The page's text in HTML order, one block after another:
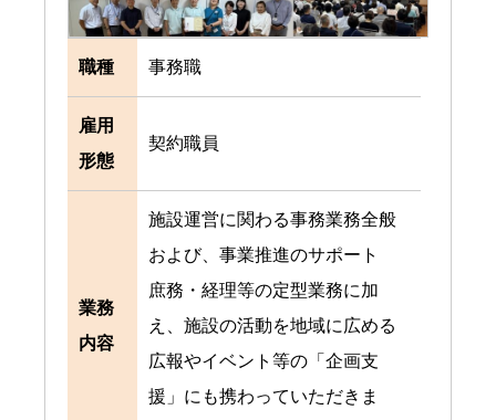
職種 事務職
雇用
形態
契約職員
業務
内容
施設運営に関わる事務業務全般
および、事業推進のサポート
庶務・経理等の定型業務に加
え、施設の活動を地域に広める
広報やイベント等の「企画支
援」にも携わっていただきま